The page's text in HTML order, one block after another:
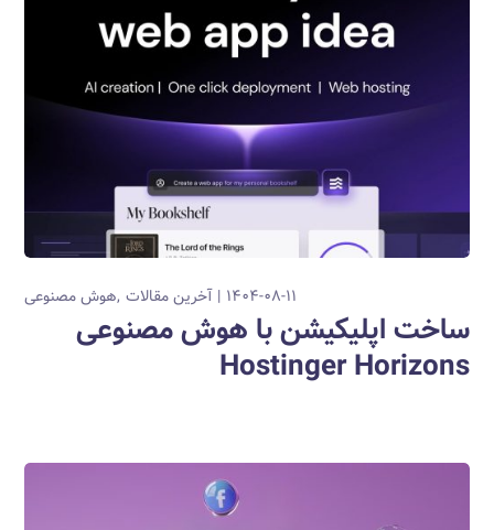
۱۴۰۴-۰۸-۱۱ آخرین مقالات هوش مصنوعی
ساخت اپلیکیشن با هوش مصنوعی
Hostinger Horizons